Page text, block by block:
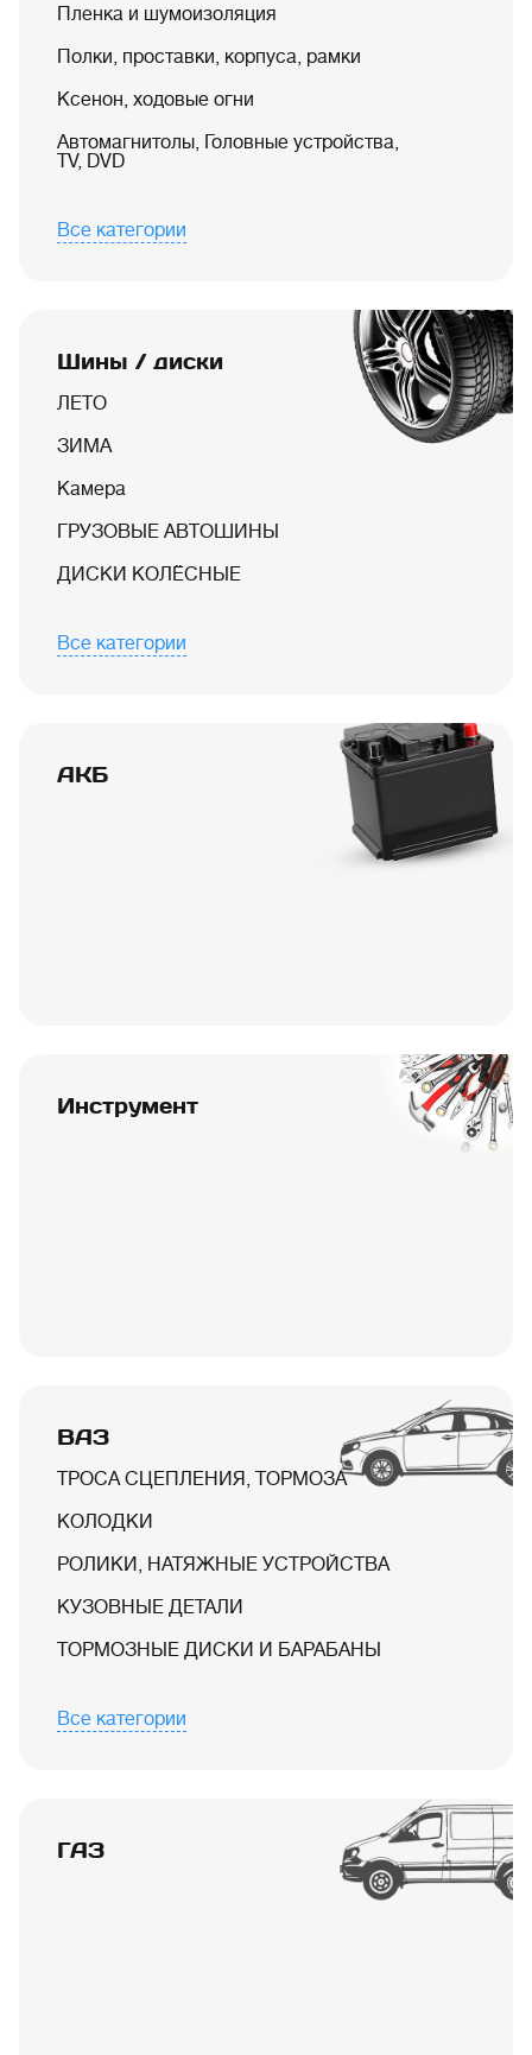
Пленка и шумоизоляция
Полки, проставки, корпуса, рамки
Ксенон, ходовые огни
Автомагнитолы, Головные устройства,
TV, DVD
Все категории
Шины / диски
ЛЕТО
ЗИМА
Камера
ГРУЗОВЫЕ АВТОШИНЫ
ДИСКИ КОЛЁСНЫЕ
Все категории
АКБ
Инструмент
ВАЗ
ТРОСА СЦЕПЛЕНИЯ, ТОРМОЗА
КОЛОДКИ
РОЛИКИ, НАТЯЖНЫЕ УСТРОЙСТВА
КУЗОВНЫЕ ДЕТАЛИ
ТОРМОЗНЫЕ ДИСКИ И БАРАБАНЫ
Все категории
ГАЗ